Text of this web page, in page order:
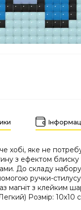
хобі, яке не
з ефектом блиску
До складу
ручки-
магніт з клейким
Розмір: 10х10